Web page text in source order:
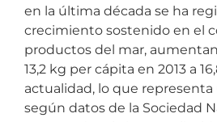
en la última década se ha
crecimiento sostenido en el
productos del mar,
13,2 kg per cápita en 2013 a
actualidad, lo que representa
según datos de la Sociedad